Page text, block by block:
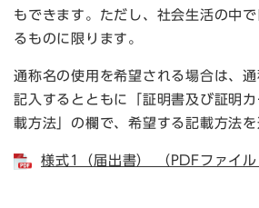
もできます。ただし、社会生活の中
るものに限ります。
通称名の使用を希望される場合は、
記入するとともに「証明書及び証明
載方法」の欄で、希望する記載方法を
様式1（届出書） （PDFファイル